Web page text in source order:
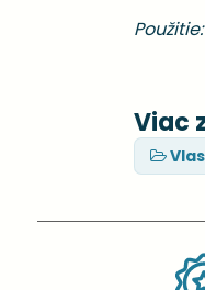
Použitie:
Viac